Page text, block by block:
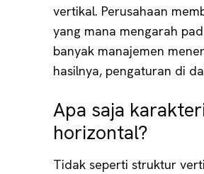
vertikal. Perusahaan
yang mana mengarah
banyak manajemen
hasilnya, pengaturan di
Apa saja
horizontal?
Tidak seperti struktur